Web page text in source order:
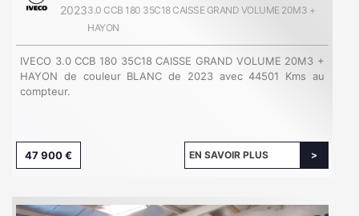
20233.0 CCB 180 35C18 CAISSE GRAND VOLUME 20M3 +
HAYON
IVECO 3.0 CCB 180 35C18 CAISSE GRAND VOLUME 20M3 +
HAYON de couleur BLANC de 2023 avec 44501 Kms au
compteur.
47 900 € EN SAVOIR PLUS